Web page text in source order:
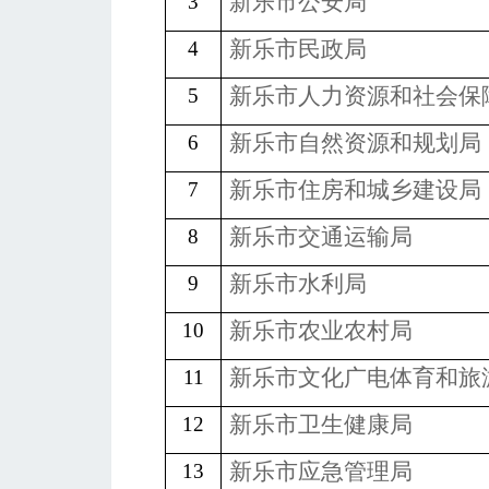
4 新乐市民政局
5 新乐市人力资源和社会保
6 新乐市自然资源和规划局
7 新乐市住房和城乡建设局
8 新乐市交通运输局
9 新乐市水利局
10 新乐市农业农村局
11 新乐市文化广电体育和旅
12 新乐市卫生健康局
13 新乐市应急管理局